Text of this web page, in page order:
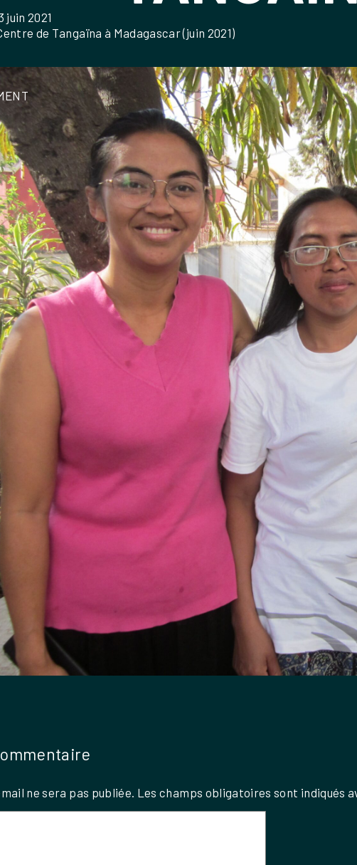
juin 2021
de Tangaïna à Madagascar (juin 2021)
ne sera pas publiée. Les champs obligatoires sont indiqués